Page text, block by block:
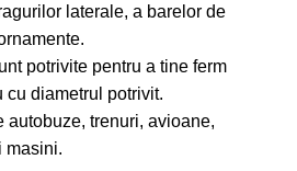
laterale, a barelor de
potrivite pentru a tine ferm
cu diametrul potrivit.
autobuze, trenuri, avioane,
masini.